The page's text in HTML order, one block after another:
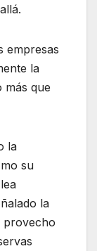
empresas
la
más que
la
su
la
provecho